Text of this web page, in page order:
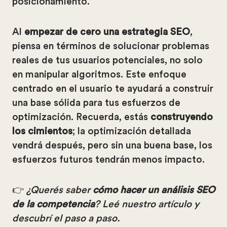
Al empezar de cero una estrategia SEO,
piensa en términos de solucionar problemas
reales de tus usuarios potenciales, no solo
en manipular algoritmos. Este enfoque
centrado en el usuario te ayudará a construir
una base sólida para tus esfuerzos de
optimización. Recuerda, estás construyendo
los cimientos; la optimización detallada
vendrá después, pero sin una buena base, los
esfuerzos futuros tendrán menos impacto.
👉 ¿Querés saber cómo hacer un análisis SEO
de la competencia? Leé nuestro artículo y
descubrí el paso a paso.